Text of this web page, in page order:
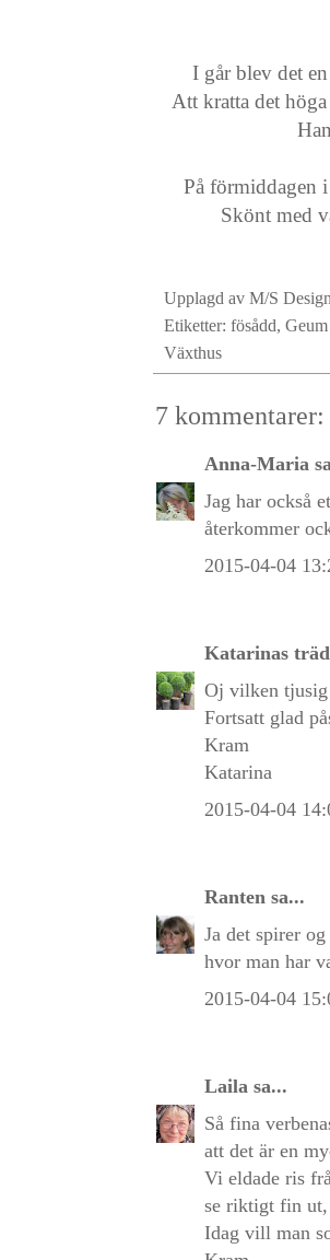
I går blev det
Att kratta det
På förmiddagen
Skönt med
Upplagd av M/S
Etiketter: fösådd,
Växthus
7 kommentarer:
Anna-Maria
Jag har också
återkommer
2015-04-04
Katarinas
Oj vilken tjusig
Fortsatt glad
Kram
Katarina
2015-04-04
Ranten sa...
Ja det spirer
hvor man har
2015-04-04
Laila sa...
Så fina
att det är en
Vi eldade ris
se riktigt fin ut,
Idag vill man